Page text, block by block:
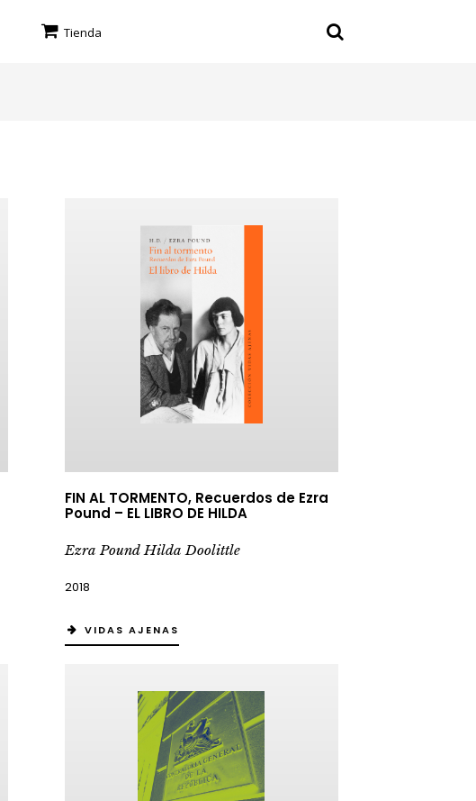
Tienda
FIN AL TORMENTO, Recuerdos de Ezra
Pound – EL LIBRO DE HILDA
Ezra Pound Hilda Doolittle
2018
VIDAS AJENAS